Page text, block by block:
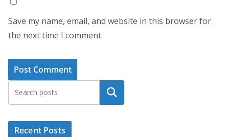
Save my name, email, and website in this browser for
the next time I comment.
Search
Recent Posts